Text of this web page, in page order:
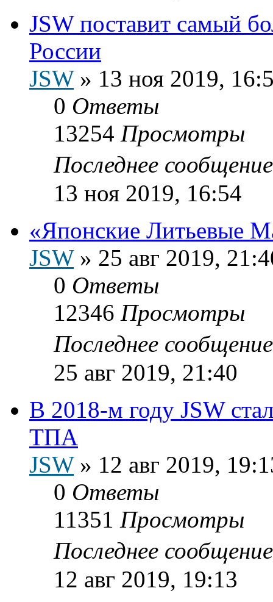
JSW поставит самый
России
JSW» 13 ноя 2019,
0 Ответы
13254 Просмотры
Последнее
13 ноя 2019, 16:54
«Японские Литьевые
JSW» 25 авг 2019,
0 Ответы
12346 Просмотры
Последнее
25 авг 2019, 21:40
В 2018-м году JSW
ТПА
JSW» 12 авг 2019,
0 Ответы
11351 Просмотры
Последнее
12 авг 2019, 19:13